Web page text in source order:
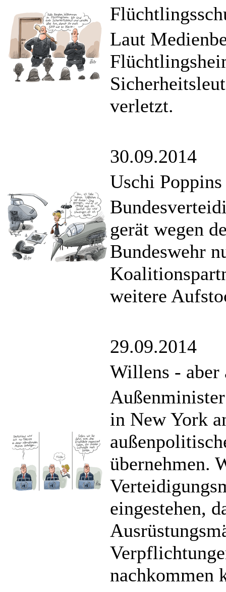
Laut
verletzt.
30.09.2014
Uschi
gerät wegen
Bundeswehr
weitere
29.09.2014
Willens - aber
in New York
übernehmen.
eingestehen,
nachkommen